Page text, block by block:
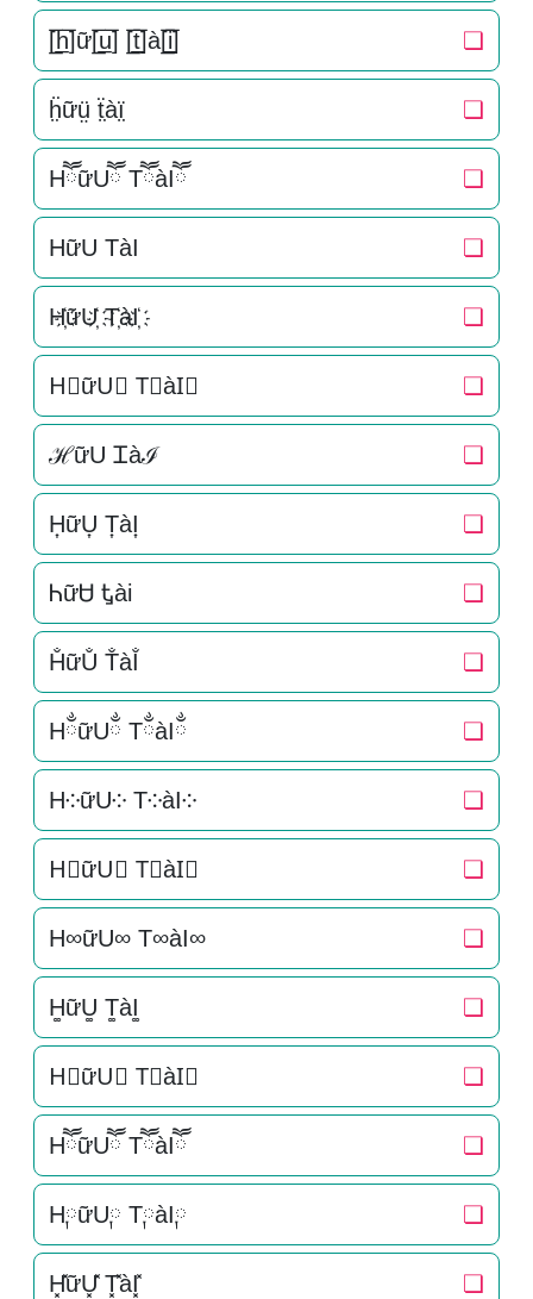
[̲̅h̲̅]ữ[̲̅u̲̅] [̲̅t̲̅]à[̲̅i̲̅] ❏
ḧ̤ữṳ̈ ẗ̤àï̤ ❏
HཽữUཽ TཽàIཽ ❏
HữU TàI ❏
H҉ữU҉ T҉àI҉ ❏
H⃜ữU⃜ T⃜àI⃜ ❏
ℋữU Ꮖàℐ ❏
H͎ữU͎ T͎àI͎ ❏
ᏂữᏌ Ꮏài ❏
H̐ữU̐ T̐àI̐ ❏
HྂữUྂ TྂàIྂ ❏
H༶ữU༶ T༶àI༶ ❏
H⃕ữU⃕ T⃕àI⃕ ❏
H∞ữU∞ T∞àI∞ ❏
H͚ữU͚ T͚àI͚ ❏
H⃒ữU⃒ T⃒àI⃒ ❏
HཽữUཽ TཽàIཽ ❏
H༙ữU༙ T༙àI༙ ❏
H͓̽ữU͓̽ T͓̽àI͓̽ ❏